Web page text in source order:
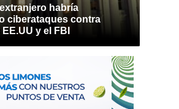
habría
ciberataques contra
y el FBI